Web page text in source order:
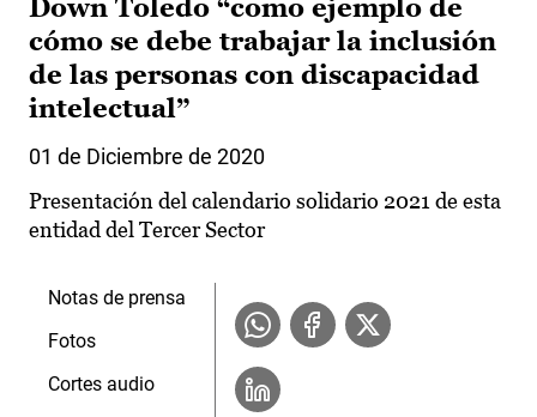
Down Toledo “como ejemplo de
cómo se debe trabajar la inclusión
de las personas con discapacidad
intelectual”
01 de Diciembre de 2020
Presentación del calendario solidario 2021 de esta
entidad del Tercer Sector
Notas de prensa
Fotos
Cortes audio